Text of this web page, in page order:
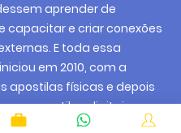
aprender de
capacitar e criar conexões
E toda essa
em 2010, com a
apostilas físicas e depois
as apostilas digitais.